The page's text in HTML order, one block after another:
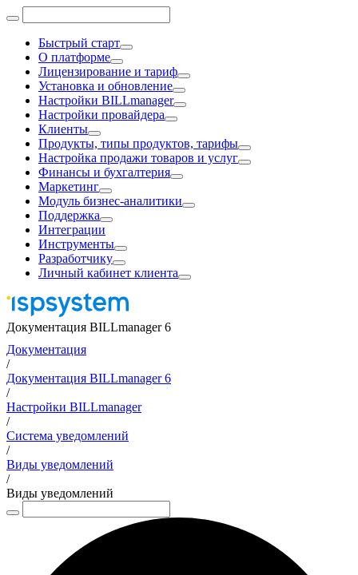
Быстрый старт
О платформе
Лицензирование и тариф
Установка и обновление
Настройки BILLmanager
Настройки провайдера
Клиенты
Продукты, типы продуктов, тарифы
Настройка продажи товаров и услуг
Финансы и бухгалтерия
Маркетинг
Модуль бизнес-аналитики
Поддержка
Интеграции
Инструменты
Разработчику
Личный кабинет клиента
Документация BILLmanager 6
Документация
/
Документация BILLmanager 6
/
Настройки BILLmanager
/
Система уведомлений
/
Виды уведомлений
/
Виды уведомлений